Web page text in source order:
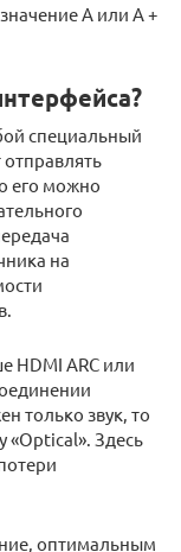
A или A +
специальный
его можно
на
HDMI ARC или
только звук, то
«Optical». Здесь
оптимальным